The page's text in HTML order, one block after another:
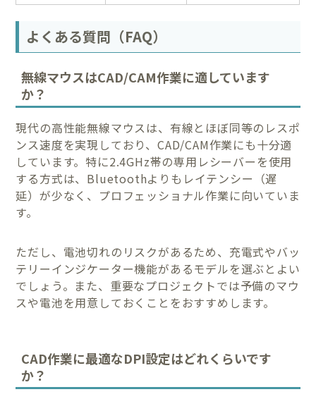
よくある質問（FAQ）
無線マウスはCAD/CAM作業に適しています
か？
現代の高性能無線マウスは、有線とほぼ同等のレスポ
ンス速度を実現しており、CAD/CAM作業にも十分適
しています。特に2.4GHz帯の専用レシーバーを使用
する方式は、Bluetoothよりもレイテンシー（遅
延）が少なく、プロフェッショナル作業に向いていま
す。
ただし、電池切れのリスクがあるため、充電式やバッ
テリーインジケーター機能があるモデルを選ぶとよい
でしょう。また、重要なプロジェクトでは予備のマウ
スや電池を用意しておくことをおすすめします。
CAD作業に最適なDPI設定はどれくらいです
か？